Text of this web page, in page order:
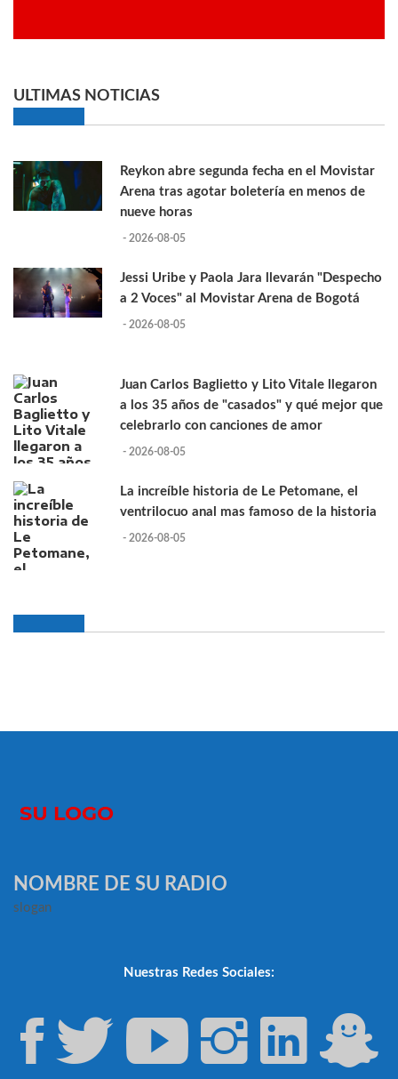
ULTIMAS NOTICIAS
Reykon abre segunda fecha en el Movistar
Arena tras agotar boletería en menos de
nueve horas
- 2026-08-05
Jessi Uribe y Paola Jara llevarán "Despecho
a 2 Voces" al Movistar Arena de Bogotá
- 2026-08-05
Juan Carlos Baglietto y Lito Vitale llegaron
a los 35 años de "casados" y qué mejor que
celebrarlo con canciones de amor
- 2026-08-05
La increíble historia de Le Petomane, el
ventrilocuo anal mas famoso de la historia
- 2026-08-05
NOMBRE DE SU RADIO
slogan
Nuestras Redes Sociales: